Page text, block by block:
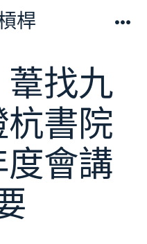
桿
葦找九
書院
會講